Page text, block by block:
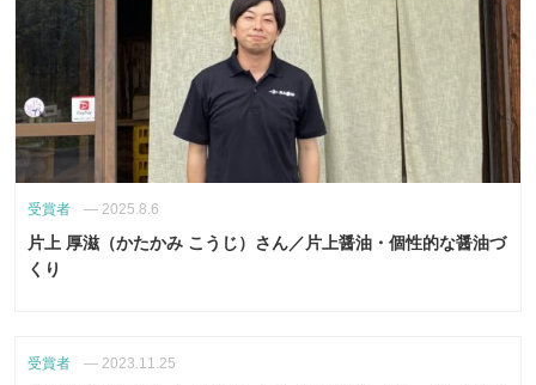
受賞者 — 2025.8.6
片上 厚滋（かたかみ こうじ）さん／片上醤油・個性的な醤油づ
くり
受賞者 — 2023.11.25